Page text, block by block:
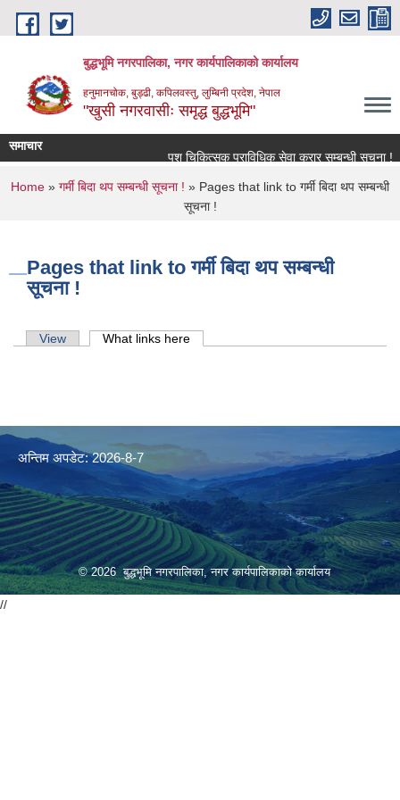
Skip to main content
बुद्धभूमि नगरपालिका, नगर कार्यपालिकाको कार्यालय
हनुमानचोक, बुड्ढी, कपिलवस्तु, लुम्बिनी प्रदेश, नेपाल
"खुसी नगरवासीः समृद्ध बुद्धभूमि"
समाचार
पशु चिकित्सक प्राविधिक सेवा करार सम्बन्धी सूचना !
You are here
Home » गर्मी बिदा थप सम्बन्धी सूचना ! » Pages that link to गर्मी बिदा थप सम्बन्धी
सूचना !
Pages that link to गर्मी बिदा थप सम्बन्धी
सूचना !
Primary tabs
View What links here
अन्तिम अपडेट: 2026-8-7
© 2026 बुद्धभूमि नगरपालिका, नगर कार्यपालिकाको कार्यालय
//